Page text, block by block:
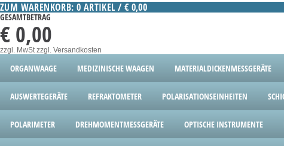
ZUM WARENKORB: 0 ARTIKEL / € 0,00
GESAMTBETRAG
€ 0,00
zzgl. MwStzzgl. Versandkosten
ORGANWAAGE MEDIZINISCHE WAAGEN MATERIALDICKENMESSGERÄTE
AUSWERTEGERÄTE REFRAKTOMETER POLARISATIONSEINHEITEN
POLARIMETER DREHMOMENTMESSGERÄTE OPTISCHE INSTRUMENTE